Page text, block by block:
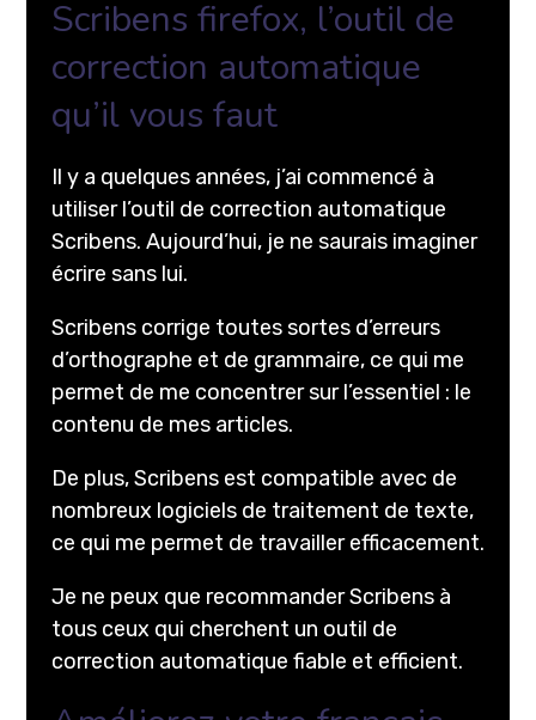
Scribens firefox, l’outil de
correction automatique
qu’il vous faut
Il y a quelques années, j’ai commencé à
utiliser l’outil de correction automatique
Scribens. Aujourd’hui, je ne saurais imaginer
écrire sans lui.
Scribens corrige toutes sortes d’erreurs
d’orthographe et de grammaire, ce qui me
permet de me concentrer sur l’essentiel : le
contenu de mes articles.
De plus, Scribens est compatible avec de
nombreux logiciels de traitement de texte,
ce qui me permet de travailler efficacement.
Je ne peux que recommander Scribens à
tous ceux qui cherchent un outil de
correction automatique fiable et efficient.